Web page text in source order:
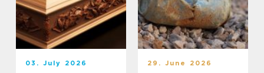
03. July 2026 29. June 2026